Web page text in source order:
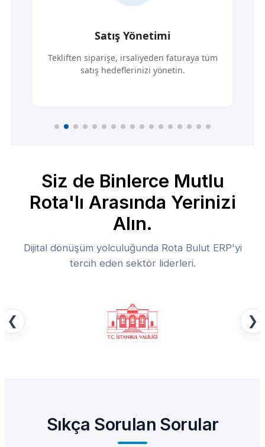
Satış Yönetimi
Tekliften siparişe, irsaliyeden faturaya tüm
satış hedeflerinizi yönetin.
Siz de Binlerce Mutlu
Rota'lı Arasında Yerinizi
Alın.
Dijital dönüşüm yolculuğunda Rota Bulut ERP'yi
tercih eden sektör liderleri.
❮ ❯
Sıkça Sorulan Sorular